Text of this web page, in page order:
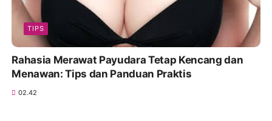
TIPS
Rahasia Merawat Payudara Tetap Kencang dan
Menawan: Tips dan Panduan Praktis
02.42